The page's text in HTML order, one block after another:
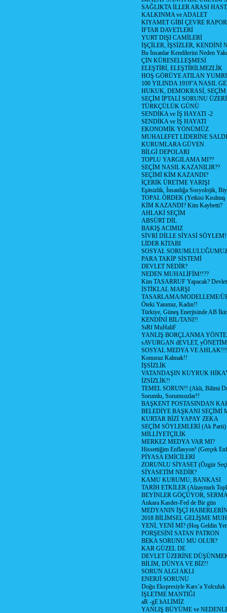
SAĞLIKTA İLLER ARASI
KALKINMA ve ADALET
KIYAMET GİBİ ÇEVRE
İFTAR DAVETLERİ
YURT DIŞI CAMİLERİ
İŞÇİLER, İŞSİZLER, KENDİNİ
Bu İnsanlar Kendilerini Neden
ÇİN KÜRESELLEŞMESİ
ELEŞTİRİ, ELEŞTİRİLMEZLİK
HOŞ GÖRÜYE ATILAN
100 YILINDA 1919''A NASIL
HUKUK, DEMOKRASİ, SEÇİM
SEÇİM İPTALİ SORUNU
TÜRKÇÜLÜK GÜNÜ
SENDİKA ve İŞ HAYATI -2
SENDİKA ve İŞ HAYATI
EKONOMİK YÖNÜMÜZ
MUHALEFET LİDERİNE
KURUMLARA GÜVEN
BİLGİ DEPOLARI
TOPLU YARGILAMA MI??
SEÇİM NASIL KAZANILIR??
SEÇİMİ KİM KAZANDI?
İÇERİK ÜRETME YARIŞI
Eşitsizlik, İnsanlığa Sosyolojik,
TOPAL ÖRDEK (Yetkisi
KİM KAZANDI? Kim Kaybetti?
AHLAKİ SEÇİM
ABSÜRT DİL
BAKIŞ ACIMIZ
SİVRİ DİLLE SİYASİ
LİDER KİTABI
SOSYAL
PARA TAKİP SİSTEMİ
DEVLET NEDİR?
NEDEN MUHALİFİM!!??
Kim TASARRUF Yapacak? Devlet
İSTİKLAL MARŞI
TASARLAMA/MODELLEME/
Öteki Yanımız, Kadın!!
Türkiye, Güneş Enerjisinde AB
KENDİNİ BİL/TANI!!
SıRf MuHaliF
YANLIŞ BORÇLANMA
sAVURGAN dEVLET,
SOSYAL MEDYA VE AHLAK!!!
Konusuz Kalmak!!
İŞSİZLİK
VATANDAŞIN KUYRUK
İZSİZLİK!!
TEMEL SORUN!! (Aklı, Bilimi
Sorumlu, Sorumsuzlar!!
BAŞKENT POSTASINDAN
BELEDİYE BAŞKANI SEÇİMİ
KURTAR BİZİ YAPAY ZEKA
SEÇİM SÖYLEMLERİ (Ak Parti)
MİLLİYETÇİLİK
MERKEZ MEDYA VAR MI?
Hissettiğim Enflasyon! (Gerçek
PİYASA EMİCİLERİ
ZORUNLU SİYASET (Özgür
SİYASETİM NEDİR?
KAMU KURUMU, BANKASI
TARİH ETKİLER (Alzaymırlı
BEYİNLER GÖÇÜYOR,
Ankara Kasder-Fed de Bir gün
MEDYANIN İŞÇİ
2018 BİLİMSEL GELİŞME
YENİ, YENİ Mİ? (Hoş Geldin
PORŞESİNİ SATAN PATRON
BEKA SORUNU MU OLUR?
KAR GÜZEL DE
DEVLET ÜZERİNE
BİLİM, DÜNYA VE BİZ!!
SORUN ALGI AKLI
ENERJİ SORUNU
Doğu Ekspresiyle Kars’a Yolculuk
İŞLETME MANTIĞI
aR -gE hALİMİZ
YANLIŞ BÜYÜME ve